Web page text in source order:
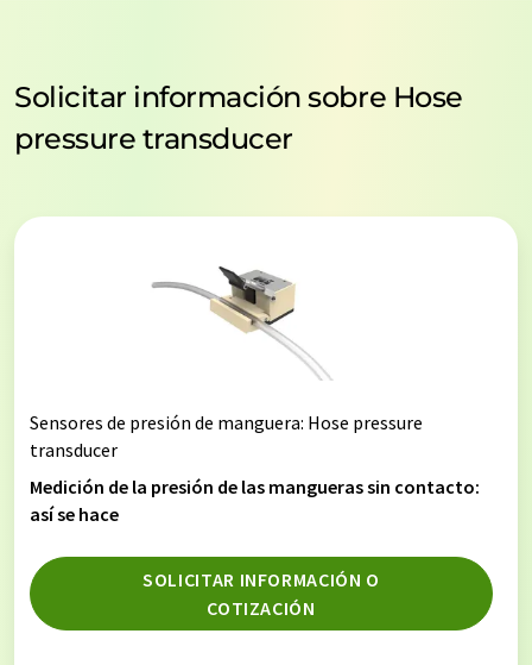
Solicitar información sobre Hose
pressure transducer
Sensores de presión de manguera: Hose pressure
transducer
Medición de la presión de las mangueras sin contacto:
así se hace
SOLICITAR INFORMACIÓN O
COTIZACIÓN